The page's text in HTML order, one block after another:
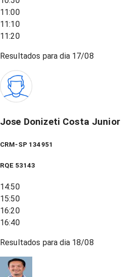
11:00
11:10
11:20
Resultados para dia 17/08
Jose Donizeti Costa Junior
CRM-SP 134951
RQE 53143
14:50
15:50
16:20
16:40
Resultados para dia 18/08